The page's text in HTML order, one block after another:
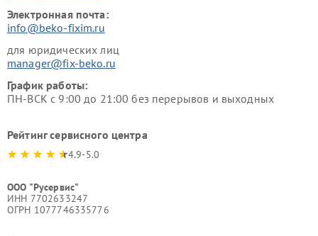
Электронная почта:
info@beko-fixim.ru
для юридических лиц
manager@fix-beko.ru
График работы:
ПН-ВСК с 9:00 до 21:00 без перерывов и выходных
Рейтинг сервисного центра
4.9-5.0
ООО "Русервис"
ИНН 7702633247
ОГРН 1077746335776